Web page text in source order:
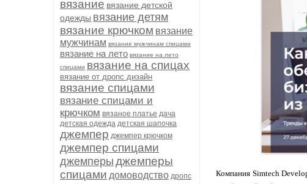
вязание вязание детской
одежды вязание детям
вязание крючком вязание
мужчинам вязание мужчинам спицами
вязание на лето вязание на лето
спицами вязание на спицах
вязание от дропс дизайн
вязание спицами
вязание спицами и
крючком вязаное платье дача
детская одежда детская шапочка
джемпер джемпер крючком
джемпер спицами
джемперы джемперы
спицами домоводство дропс
Компания Simtech